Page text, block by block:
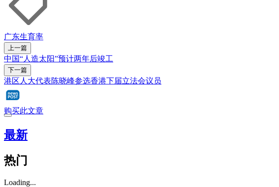
广东生育率
上一篇
中国“人造太阳”预计两年后竣工
下一篇
港区人大代表陈晓峰参选香港下届立法会议员
购买此文章
最新
热门
Loading...